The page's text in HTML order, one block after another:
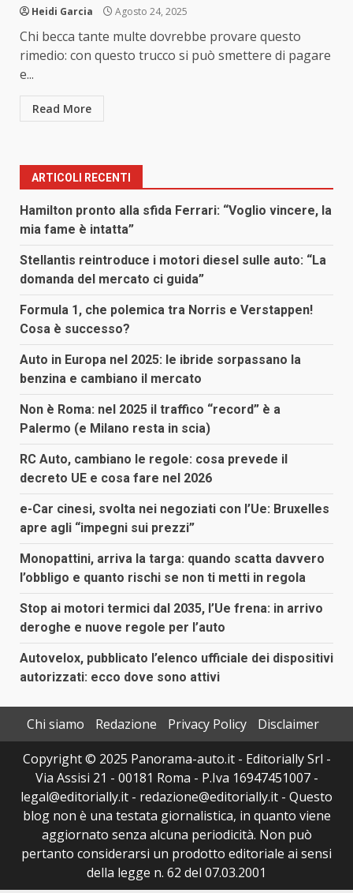
Heidi Garcia Agosto 24, 2025
Chi becca tante multe dovrebbe provare questo
rimedio: con questo trucco si può smettere di pagare
e...
Read More
ARTICOLI RECENTI
Hamilton pronto alla sfida Ferrari: “Voglio vincere, la
mia fame è intatta”
Stellantis reintroduce i motori diesel sulle auto: “La
domanda del mercato ci guida”
Formula 1, che polemica tra Norris e Verstappen!
Cosa è successo?
Auto in Europa nel 2025: le ibride sorpassano la
benzina e cambiano il mercato
Non è Roma: nel 2025 il traffico “record” è a
Palermo (e Milano resta in scia)
RC Auto, cambiano le regole: cosa prevede il
decreto UE e cosa fare nel 2026
e-Car cinesi, svolta nei negoziati con l’Ue: Bruxelles
apre agli “impegni sui prezzi”
Monopattini, arriva la targa: quando scatta davvero
l’obbligo e quanto rischi se non ti metti in regola
Stop ai motori termici dal 2035, l’Ue frena: in arrivo
deroghe e nuove regole per l’auto
Autovelox, pubblicato l’elenco ufficiale dei dispositivi
autorizzati: ecco dove sono attivi
Chi siamo Redazione Privacy Policy
Disclaimer
Copyright © 2025 Panorama-auto.it - Editorially Srl -
Via Assisi 21 - 00181 Roma - P.Iva 16947451007 -
legal@editorially.it - redazione@editorially.it - Questo
blog non è una testata giornalistica, in quanto viene
aggiornato senza alcuna periodicità. Non può
pertanto considerarsi un prodotto editoriale ai sensi
della legge n. 62 del 07.03.2001